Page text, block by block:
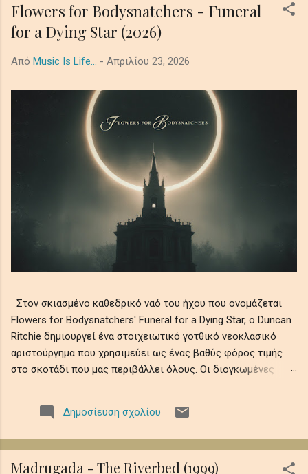
Flowers for Bodysnatchers - Funeral
for a Dying Star (2026)
Από Music Is Life... - Απριλίου 23, 2026
Στον σκιασμένο καθεδρικό ναό του ήχου που ονομάζεται
Flowers for Bodysnatchers' Funeral for a Dying Star, ο Duncan
Ritchie δημιουργεί ένα στοιχειωτικό γοτθικό νεοκλασικό
αριστούργημα που χρησιμεύει ως ένας βαθύς φόρος τιμής
στο σκοτάδι που μας περιβάλλει όλους. Οι διογκωμένες
πιάνου και ατμοσφαιρικά ηχοχρώματα, θυμίζοντας την
αδυσώπητη φθορά του ουράνιου φωτός σε αιώνια νύχτα,
της ύπαρξης εν μέσω ψιθύρων απώλειας, απομόνωσης και
κοσμικής λήθης. Αυτό το ηχητικό ρέκβιεμ βυθίζει τους
Δημοσίευση σχολίου
Madrugada - The Riverbed (1999)